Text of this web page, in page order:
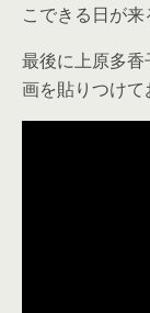
こできる日が
最後に上原多
画を貼りつけ